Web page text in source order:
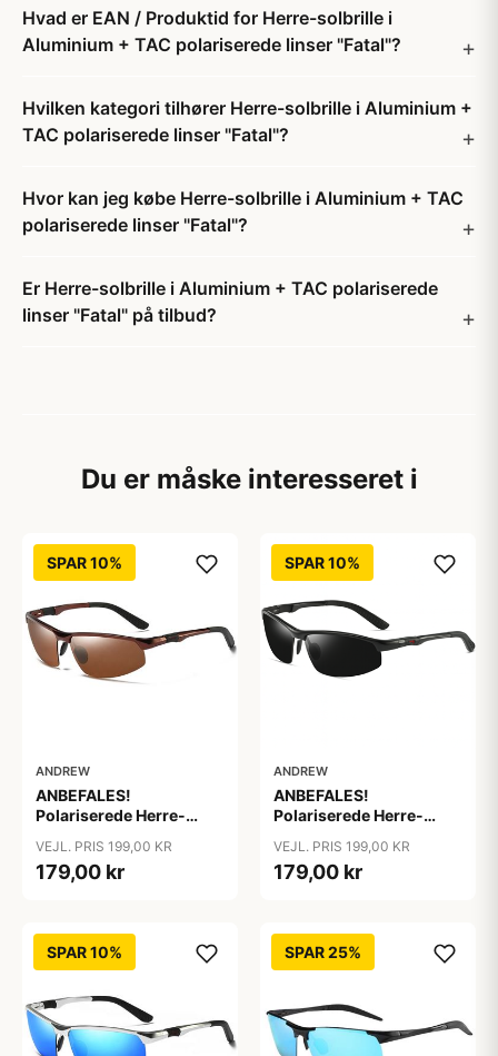
Hvad er EAN / Produktid for Herre-solbrille i
Aluminium + TAC polariserede linser "Fatal"?
Hvilken kategori tilhører Herre-solbrille i Aluminium +
TAC polariserede linser "Fatal"?
Hvor kan jeg købe Herre-solbrille i Aluminium + TAC
polariserede linser "Fatal"?
Er Herre-solbrille i Aluminium + TAC polariserede
linser "Fatal" på tilbud?
Du er måske interesseret i
SPAR 10%
ANDREW
ANBEFALES!
Polariserede Herre-
"Bronze"
VEJL. PRIS 199,00 KR
179,00 kr
SPAR 10%
ANDREW
ANBEFALES!
Polariserede Herre-
"Cobra"
VEJL. PRIS 199,00 KR
179,00 kr
SPAR 10% SPAR 25%